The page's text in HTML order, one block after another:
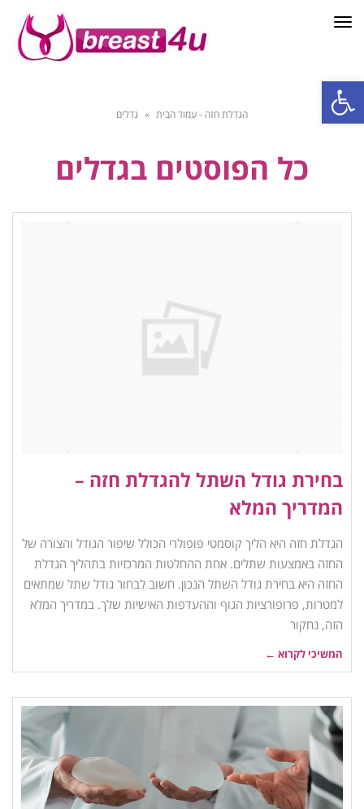
פתח סרגל נגישות
תפריט
הגדלת חזה - עמוד הבית » גדלים
כל הפוסטים בגדלים
בחירת גודל השתל להגדלת חזה –
המדריך המלא
הגדלת חזה היא הליך קוסמטי פופולרי הכולל שיפור הגודל והצורה של
החזה באמצעות שתלים. אחת ההחלטות המרכזיות בתהליך הגדלת
החזה היא בחירת גודל השתל הנכון. חשוב לבחור גודל שתל שמתאים
למטרות, פרופורציות הגוף וההעדפות האישיות שלך. במדריך המלא
הזה, נחקור
המשיכי לקרוא ←